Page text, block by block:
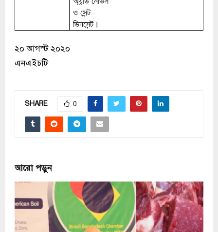
ও সেন্ট
ভিনসেন্ট।
২০ আগস্ট ২০২০
এনএইচটি
SHARE 0
আরো পড়ুন